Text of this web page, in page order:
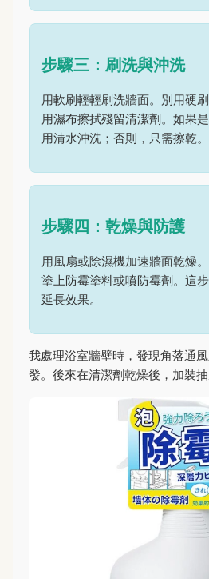
步驟三：刷洗與沖洗
用軟刷輕輕刷洗牆面。別用硬
用濕布擦拭殘留清潔劑。如果
用清水沖洗；否則，只需擦乾。
步驟四：乾燥與防護
用風扇或除濕機加速牆面乾燥
塗上防霉塗料或噴防霉劑。這
延長效果。
我處理浴室牆壁時，發現角落通
發。後來在清潔劑乾燥後，加裝抽